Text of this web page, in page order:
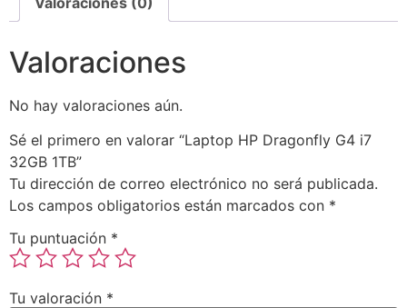
Valoraciones
No hay valoraciones aún.
Sé el primero en valorar “Laptop HP Dragonfly G4 i7
32GB 1TB”
Tu dirección de correo electrónico no será publicada.
Los campos obligatorios están marcados con *
Tu puntuación *
Tu valoración *